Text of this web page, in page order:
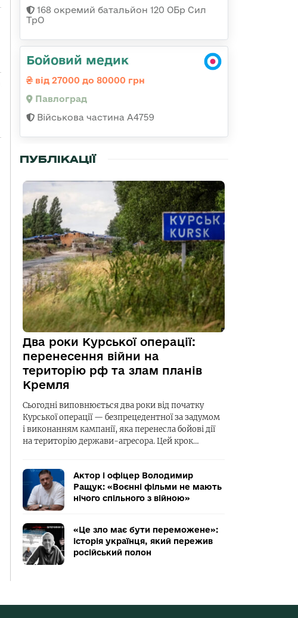
168 окремий батальйон 120 ОБр Cил
ТрО
Бойовий медик
від 27000 до 80000 грн
Павлоград
Військова частина А4759
ПУБЛІКАЦІЇ
Два роки Курської операції:
перенесення війни на
територію рф та злам планів
Кремля
Сьогодні виповнюється два роки від початку
Курської операції — безпрецедентної за задумом
і виконанням кампанії, яка перенесла бойові дії
на територію держави-агресора. Цей крок…
Актор і офіцер Володимир
Ращук: «Воєнні фільми не мають
нічого спільного з війною»
«Це зло має бути переможене»:
історія українця, який пережив
російський полон